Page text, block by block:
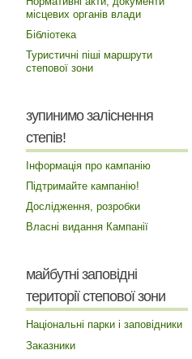
місцевих органів влади
Бібліотека
Туристичні піші маршрути
степової зони
зупинимо заліснення
степів!
Інформація про кампанію
Підтримайте кампанію!
Дослідження, розробки
Власні видання Кампанії
майбутні заповідні
території степової зони
Національні парки і заповідники
Заказники